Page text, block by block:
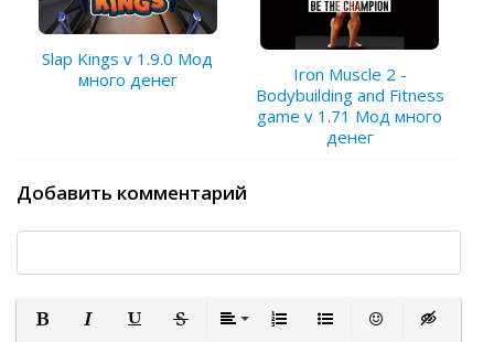
Slap Kings v 1.9.0 Мод
много денег
Iron Muscle 2 -
Bodybuilding and Fitness
game v 1.71 Мод много
денег
Добавить комментарий